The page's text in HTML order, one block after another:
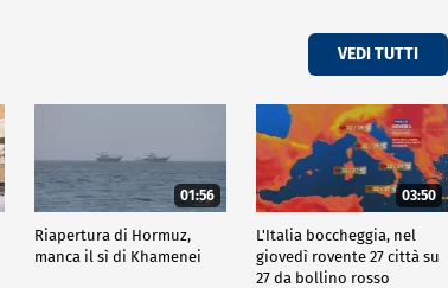
VEDI TUTTI
01:56
Riapertura di Hormuz,
manca il sì di Khamenei
03:50
L'Italia boccheggia, nel
giovedì rovente 27 città su
27 da bollino rosso